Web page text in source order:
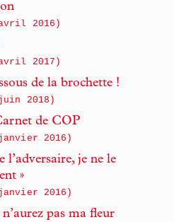
2016)
2017)
de la brochette !
2018)
de COP
2016)
l’adversaire, je ne le
»
2016)
pas ma fleur